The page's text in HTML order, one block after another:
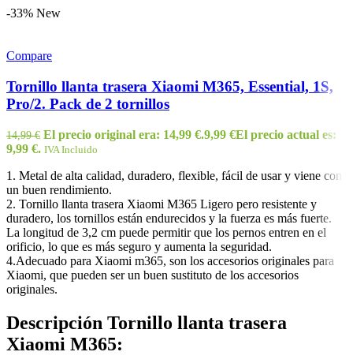
-33% New
Compare
Tornillo llanta trasera Xiaomi M365, Essential, 1S,
Pro/2. Pack de 2 tornillos
14,99€ El precio original era: 14,99 €.9,99 €El precio actual es:
9,99 €. IVA Incluido
1. Metal de alta calidad, duradero, flexible, fácil de usar y viene con
un buen rendimiento.
2. Tornillo llanta trasera Xiaomi M365 Ligero pero resistente y
duradero, los tornillos están endurecidos y la fuerza es más fuerte.
La longitud de 3,2 cm puede permitir que los pernos entren en el
orificio, lo que es más seguro y aumenta la seguridad.
4.Adecuado para Xiaomi m365, son los accesorios originales para
Xiaomi, que pueden ser un buen sustituto de los accesorios
originales.
Descripción Tornillo llanta trasera
Xiaomi M365: